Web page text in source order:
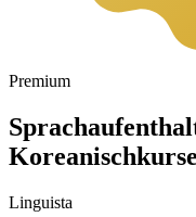
Premium
Linguista